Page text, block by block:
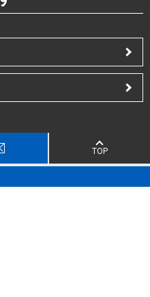
TOP